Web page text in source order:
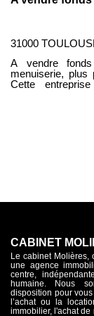
31000
A vendre
menuiserie, plus précisément
Cette
commercial pour un
CABINET
Le cabinet Molières,
une agence
centre,
humaine. Nous
disposition pour
l’achat ou la
immobilier, l'achat de